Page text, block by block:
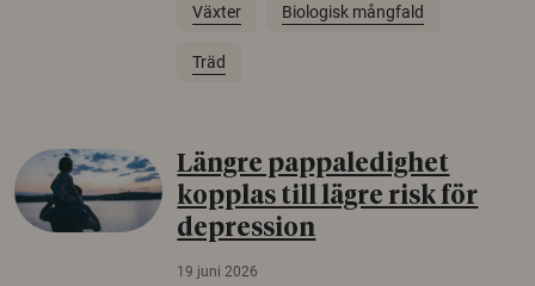
Växter Biologisk mångfald
Träd
Längre pappaledighet
kopplas till lägre risk för
depression
19 juni 2026